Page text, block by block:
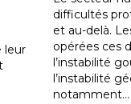
leur
difficultés
et au-delà.
opérées ces
l’instabilité
l’instabilité
notamment…